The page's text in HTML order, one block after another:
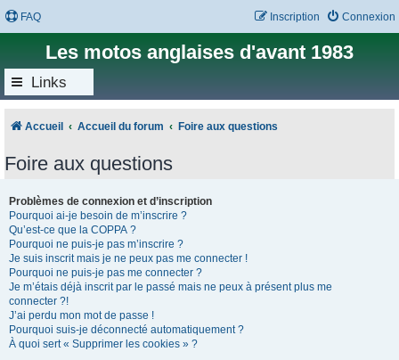
FAQ Connexion
Inscription
Les motos anglaises d'avant 1983
Links
Accueil Accueil du forum Foire aux questions
Foire aux questions
Problèmes de connexion et d’inscription
Pourquoi ai-je besoin de m’inscrire ?
Qu’est-ce que la COPPA ?
Pourquoi ne puis-je pas m’inscrire ?
Je suis inscrit mais je ne peux pas me connecter !
Pourquoi ne puis-je pas me connecter ?
Je m’étais déjà inscrit par le passé mais ne peux à présent plus me
connecter ?!
J’ai perdu mon mot de passe !
Pourquoi suis-je déconnecté automatiquement ?
À quoi sert « Supprimer les cookies » ?